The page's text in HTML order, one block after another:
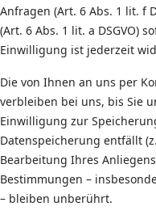
Anfragen (Art. 6 Abs. 1 lit. f
(Art. 6 Abs. 1 lit. a DSGVO)
Einwilligung ist jederzeit
Die von Ihnen an uns per
verbleiben bei uns, bis Sie
Einwilligung zur
Datenspeicherung entfällt
Bearbeitung Ihres
Bestimmungen –
– bleiben unberührt.